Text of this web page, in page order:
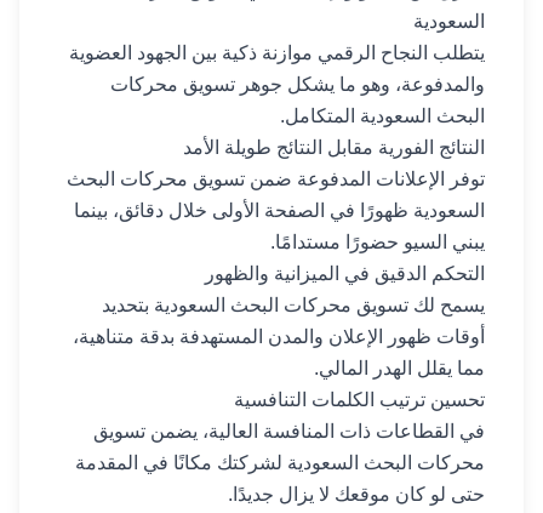
السعودية
يتطلب النجاح الرقمي موازنة ذكية بين الجهود العضوية
والمدفوعة، وهو ما يشكل جوهر تسويق محركات
البحث السعودية المتكامل.
النتائج الفورية مقابل النتائج طويلة الأمد
توفر الإعلانات المدفوعة ضمن تسويق محركات البحث
السعودية ظهورًا في الصفحة الأولى خلال دقائق، بينما
يبني السيو حضورًا مستدامًا.
التحكم الدقيق في الميزانية والظهور
يسمح لك تسويق محركات البحث السعودية بتحديد
أوقات ظهور الإعلان والمدن المستهدفة بدقة متناهية،
مما يقلل الهدر المالي.
تحسين ترتيب الكلمات التنافسية
في القطاعات ذات المنافسة العالية، يضمن تسويق
محركات البحث السعودية لشركتك مكانًا في المقدمة
حتى لو كان موقعك لا يزال جديدًا.